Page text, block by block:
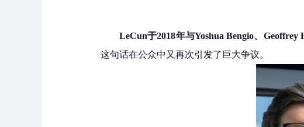
LeCun于2018年与Yoshua Bengio、
这句话在公众中又再次引发了巨大争议。